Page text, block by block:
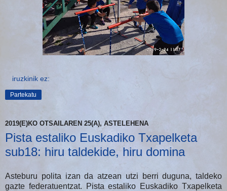
iruzkinik ez:
Partekatu
2019(E)KO OTSAILAREN 25(A), ASTELEHENA
Pista estaliko Euskadiko Txapelketa
sub18: hiru taldekide, hiru domina
Asteburu polita izan da atzean utzi berri duguna, taldeko
gazte federatuentzat. Pista estaliko Euskadiko Txapelketa